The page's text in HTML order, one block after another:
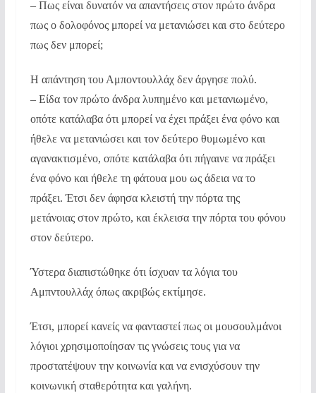
– Πως είναι δυνατόν να απαντήσεις στον πρώτο άνδρα
πως ο δολοφόνος μπορεί να μετανιώσει και στο δεύτερο
πως δεν μπορεί;
Η απάντηση του Αμποντουλλάχ δεν άργησε πολύ.
– Είδα τον πρώτο άνδρα λυπημένο και μετανιωμένο,
οπότε κατάλαβα ότι μπορεί να έχει πράξει ένα φόνο και
ήθελε να μετανιώσει και τον δεύτερο θυμωμένο και
αγανακτισμένο, οπότε κατάλαβα ότι πήγαινε να πράξει
ένα φόνο και ήθελε τη φάτουα μου ως άδεια να το
πράξει. Έτσι δεν άφησα κλειστή την πόρτα της
μετάνοιας στον πρώτο, και έκλεισα την πόρτα του φόνου
στον δεύτερο.
Ύστερα διαπιστώθηκε ότι ίσχυαν τα λόγια του
Αμπντουλλάχ όπως ακριβώς εκτίμησε.
Έτσι, μπορεί κανείς να φανταστεί πως οι μουσουλμάνοι
λόγιοι χρησιμοποίησαν τις γνώσεις τους για να
προστατέψουν την κοινωνία και να ενισχύσουν την
κοινωνική σταθερότητα και γαλήνη.